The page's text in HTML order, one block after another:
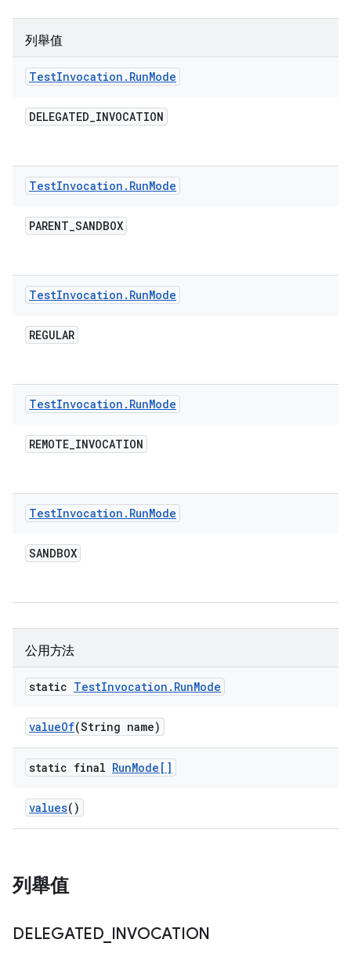
列舉值
TestInvocation . RunMode
DELEGATED_INVOCATION
TestInvocation . RunMode
PARENT_SANDBOX
TestInvocation . RunMode
REGULAR
TestInvocation . RunMode
REMOTE_INVOCATION
TestInvocation . RunMode
SANDBOX
公用方法
static TestInvocation . RunMode
valueOf(String name)
static final RunMode[]
values()
列舉值
DELEGATED_ INVOCATION